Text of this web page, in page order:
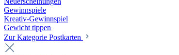
Gewinnspiele
Kreativ-Gewinnspiel
Gewicht tippen
Zur Kategorie Postkarten